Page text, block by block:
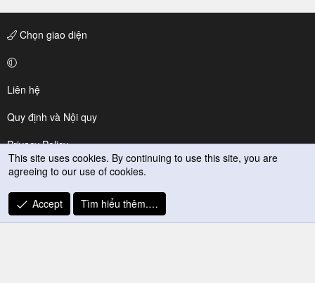
Chọn giao diện
Liên hệ
Quy định và Nội quy
Privacy Policy
Trợ giúp
R
S
This site uses cookies. By continuing to use this site, you are
agreeing to our use of cookies.
Accept Tìm hiểu thêm.…